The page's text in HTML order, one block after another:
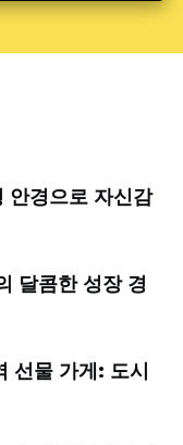
경으로 자신감
달콤한 성장 경
선물 가게: 도시